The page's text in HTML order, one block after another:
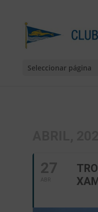
Seleccionar página
27
ABR